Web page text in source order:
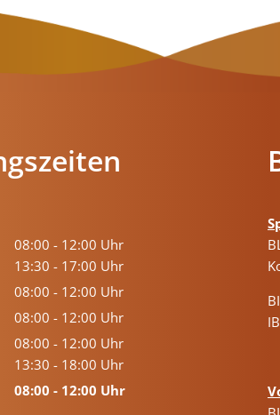
08:00 - 12:00 Uhr
Von 08:00 bis 12:00 Uhr
13:30 - 17:00 Uhr
Von 13:30 bis 17:00 Uhr
08:00 - 12:00 Uhr
Von 08:00 bis 12:00 Uhr
08:00 - 12:00 Uhr
Von 08:00 bis 12:00 Uhr
08:00 - 12:00 Uhr
Von 08:00 bis 12:00 Uhr
13:30 - 18:00 Uhr
Von 13:30 bis 18:00 Uhr
08:00 - 12:00 Uhr